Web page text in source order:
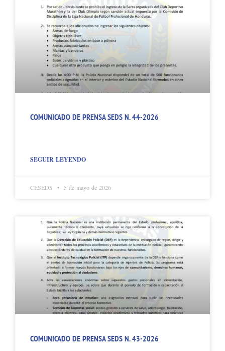
COMUNICADO DE PRENSA SEDS N. 44-2026
SEGUIR LEYENDO
CESEDS 5 de mayo de 2026
COMUNICADO DE PRENSA SEDS N. 43-2026